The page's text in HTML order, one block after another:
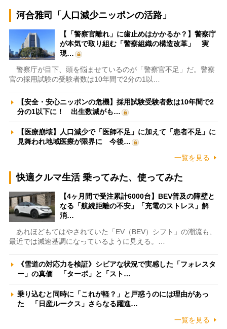
河合雅司「人口減少ニッポンの活路」
【「警察官離れ」に歯止めはかかるか？】警察庁
が本気で取り組む「警察組織の構造改革」 実
現…
警察庁が目下、頭を悩ませているのが「警察官不足」だ。警察
官の採用試験の受験者数は10年間で2分の1以…
【安全・安心ニッポンの危機】採用試験受験者数は10年間で2
分の1以下に！ 出生数減がも…
【医療崩壊】人口減少で「医師不足」に加えて「患者不足」に
見舞われ地域医療が限界に 今後…
一覧を見る
快適クルマ生活 乗ってみた、使ってみた
【4ヶ月間で受注累計6000台】BEV普及の障壁と
なる「航続距離の不安」「充電のストレス」解
消…
あれほどもてはやされていた「EV（BEV）シフト」の潮流も、
最近では減速基調になっているように見える。…
《雪道の対応力を検証》シビアな状況で実感した「フォレスタ
ー」の真価 「ターボ」と「スト…
乗り込むと同時に「これが軽？」と戸惑うのには理由があっ
た 「日産ルークス」さらなる躍進…
一覧を見る